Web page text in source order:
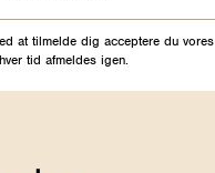
at tilmelde dig acceptere du vores
tid afmeldes igen.